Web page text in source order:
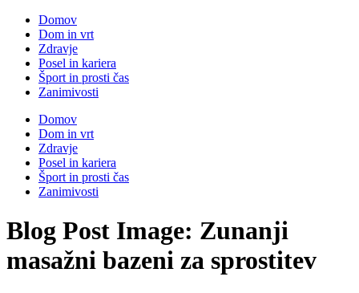
Skip
content
Domov
Dom in vrt
Zdravje
Posel in kariera
Šport in prosti čas
Zanimivosti
Domov
Dom in vrt
Zdravje
Posel in kariera
Šport in prosti čas
Zanimivosti
Blog Post Image: Zunanji
masažni bazeni za sprostitev